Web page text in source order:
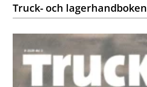
Truck- och lagerhandboken